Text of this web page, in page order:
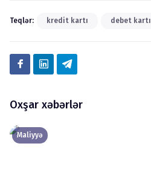
Teqlər: kredit kartı debet kartı
Oxşar xəbərlər
Maliyyə